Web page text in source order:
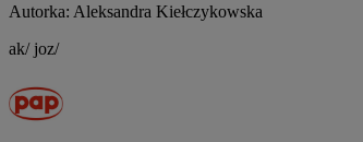
Autorka: Aleksandra Kiełczykowska
ak/ joz/